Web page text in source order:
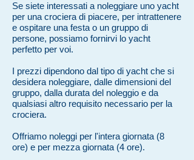
Se siete interessati a noleggiare uno yacht
per una crociera di piacere, per intrattenere
e ospitare una festa o un gruppo di
persone, possiamo fornirvi lo yacht
perfetto per voi.
I prezzi dipendono dal tipo di yacht che si
desidera noleggiare, dalle dimensioni del
gruppo, dalla durata del noleggio e da
qualsiasi altro requisito necessario per la
crociera.
Offriamo noleggi per l'intera giornata (8
ore) e per mezza giornata (4 ore).